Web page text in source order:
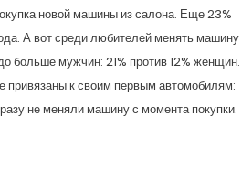
новой машины из салона. Еще 23%
А вот среди любителей менять машину
больше мужчин: 21% против 12% женщин.
к своим первым автомобилям:
не меняли машину с момента покупки.